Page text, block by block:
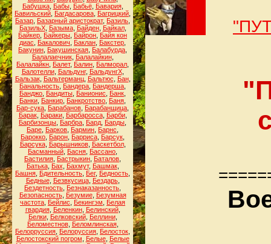
Бабушка, Бабы, Бабьё, Бавария,
Бавильский Багдасарова Багрицкий
Базар Базарный аристократ, Базиль
БазильХ, Базыма, Байден, Байкал,
Байкер Байкеры Байрон Байя кон
диас
Бакалович Баклан Бакстер
Бакунин Бакушинская Балабурда
Балалаечник, Балалайкин,
Балалайкн Балет, Балин Балморал
Балотелли, Бальдунг, БальдунгХ,
Бальзак, Бальтерманц, Бальтюс Бан,
Банальность Бандера Бандерша
Банджо Бандиты Банионис Банк
Банки Банкир Банкротство Баня
Бар-сука Барабанов Барабанщица
Барак, Бараки, Барбаросса, Барби,
Барбизонцы Барбра Бард Барды
Баре Барков Бармин Барнс
Барокко Барон Барриса Барсук
Барсука, Барышников, Баскетбол,
Басманный Басня Бассано
Бастилия Бастрыкин Баталов
Батька, Бах Бахмут, Башмак,
Башня Бдительность Бег, Бедность
Бедные, Безвкусица, Бездарь,
Бездетность Безнаказанность
Безопасность, Безумие, Безумная
частота Бейлис Бекингэм
Белая
гвардия, Беленкин, Белинский,
Белки, Белковский, Беллини,
Беломестнов, Беломлинская,
Белорруссия Белоруссия Белосток
Белостокский погром
Белые, Белые